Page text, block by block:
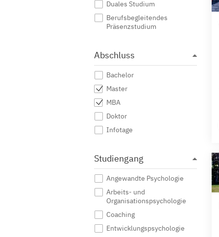
Duales Studium
Berufsbegleitendes
Präsenzstudium
Abschluss
Bachelor
Master
MBA
Doktor
Infotage
Studiengang
Angewandte Psychologie
Arbeits- und
Organisationspsychologie
Coaching
Entwicklungspsychologie